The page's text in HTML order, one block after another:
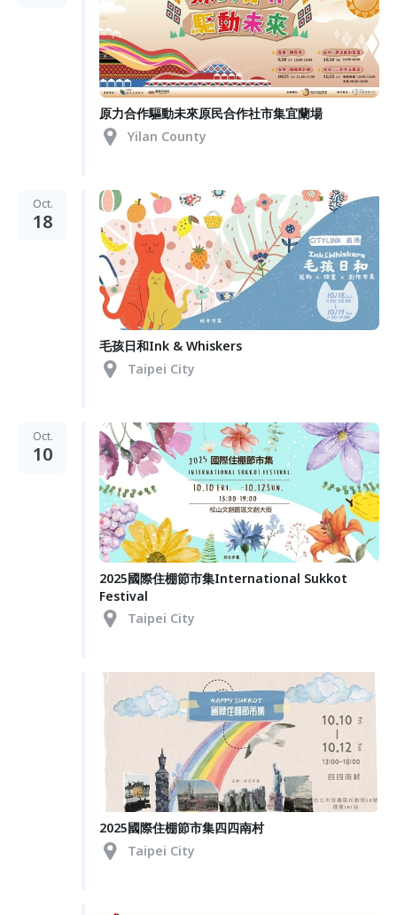
原力合作驅動未來原民合作社市集宜蘭場
Yilan County
Oct.
18
毛孩日和Ink & Whiskers
Taipei City
Oct.
10
2025國際住棚節市集International Sukkot
Festival
Taipei City
2025國際住棚節市集四四南村
Taipei City